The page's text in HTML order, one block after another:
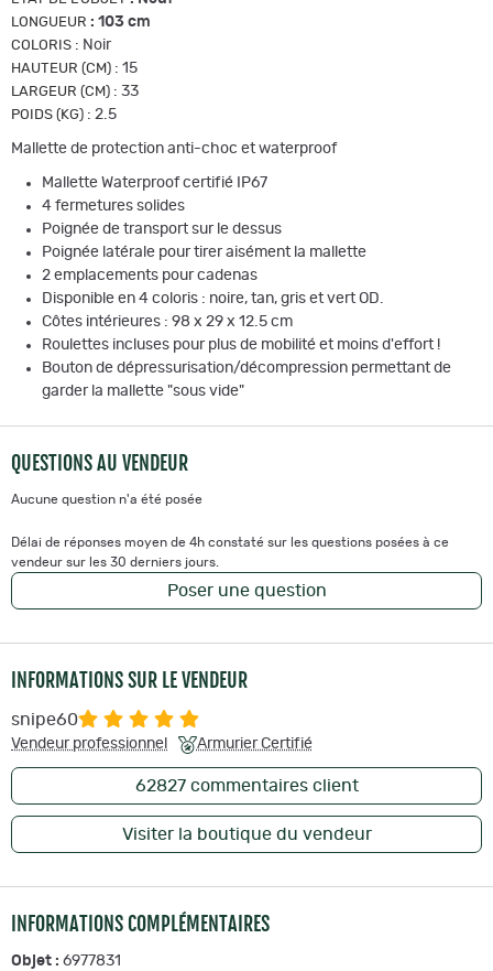
LONGUEUR : 103 cm
COLORIS : Noir
HAUTEUR (CM) : 15
LARGEUR (CM) : 33
POIDS (KG) : 2.5
Mallette de protection anti-choc et waterproof
Mallette Waterproof certifié IP67
4 fermetures solides
Poignée de transport sur le dessus
Poignée latérale pour tirer aisément la mallette
2 emplacements pour cadenas
Disponible en 4 coloris : noire, tan, gris et vert OD.
Côtes intérieures : 98 x 29 x 12.5 cm
Roulettes incluses pour plus de mobilité et moins d'effort !
Bouton de dépressurisation/décompression permettant de
garder la mallette "sous vide"
QUESTIONS AU VENDEUR
Aucune question n'a été posée
Délai de réponses moyen de 4h constaté sur les questions posées à ce
vendeur sur les 30 derniers jours.
Poser une question
INFORMATIONS SUR LE VENDEUR
snipe60
Vendeur professionnel Armurier Certifié
62827commentaires client
Visiter la boutique du vendeur
INFORMATIONS COMPLÉMENTAIRES
Objet : 6977831